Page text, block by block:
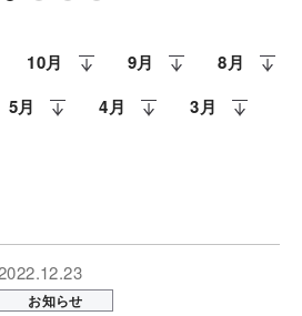
10月 9月
8月
5月 4月
3月
お知らせ